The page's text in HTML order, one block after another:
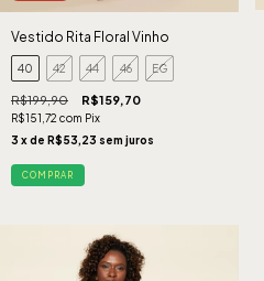
Vestido Rita Floral Vinho
40 42 44 46 EG
R$199,90 R$159,70
R$151,72 com Pix
3 x de R$53,23 sem juros
COMPRAR